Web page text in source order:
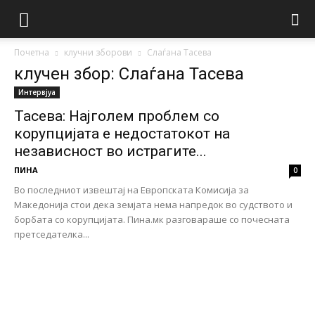
Почетна клучни зборови Слаѓана Тасева
клучен збор: Слаѓана Тасева
Интервјуа
Тасева: Најголем проблем со
корупцијата е недостатокот на
независност во истрагите...
ПИНА 0
Во последниот извештај на Европската Комисија за
Македонија стои дека земјата нема напредок во судството и
борбата со корупцијата. Пина.мк разговараше со почесната
претседателка...